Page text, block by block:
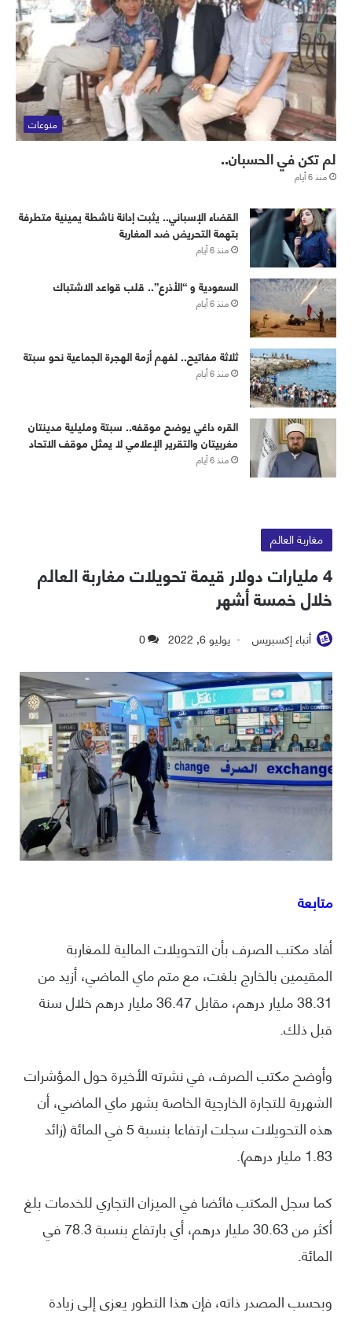
منوعات
لم تكن في الحسبان..
منذ 6 أيام
القضاء الإسباني.. يثبت إدانة ناشطة يمينية متطرفة
بتهمة التحريض ضد المغاربة
منذ 6 أيام
‏⁧‫السعودية‬⁩ و “الأذرع”.. قلب قواعد الاشتباك
منذ 6 أيام
ثلاثة مفاتيح.. لفهم أزمة الهجرة الجماعية نحو سبتة
منذ 6 أيام
القره داغي يوضح موقفه.. سبتة ومليلية مدينتان
مغربيتان والتقرير الإعلامي لا يمثل موقف الاتحاد
منذ 6 أيام